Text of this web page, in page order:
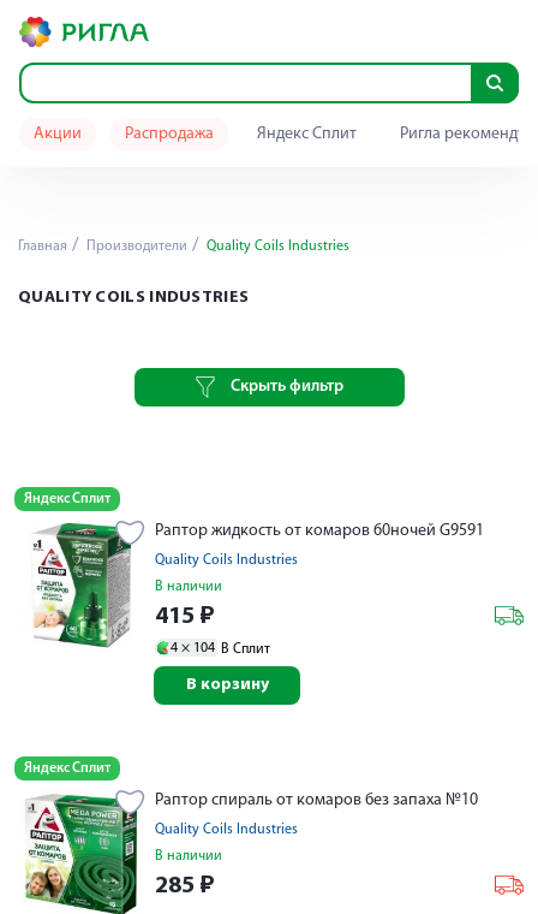
Акции Распродажа Яндекс Сплит Ригла
Главная Производители Quality Coils Industries
QUALITY COILS INDUSTRIES
Скрыть фильтр
Яндекс Сплит
Раптор жидкость от комаров 60ночей G9591
Quality Coils Industries
В наличии
415 ₽
4 × 104 В Сплит
В корзину
Яндекс Сплит
Раптор спираль от комаров без запаха №10
Quality Coils Industries
В наличии
285 ₽